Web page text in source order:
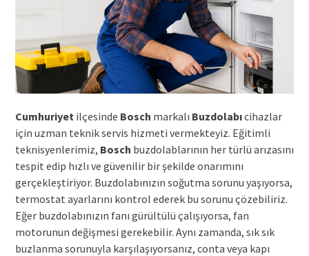
Cumhuriyet ilçesinde Bosch markalı Buzdolabıcihazlar
için uzman teknik servis hizmeti vermekteyiz. Eğitimli
teknisyenlerimiz, Bosch buzdolablarının her türlü arızasını
tespit edip hızlı ve güvenilir bir şekilde onarımını
gerçekleştiriyor. Buzdolabınızın soğutma sorunu yaşıyorsa,
termostat ayarlarını kontrol ederek bu sorunu çözebiliriz.
Eğer buzdolabınızın fanı gürültülü çalışıyorsa, fan
motorunun değişmesi gerekebilir. Aynı zamanda, sık sık
buzlanma sorunuyla karşılaşıyorsanız, conta veya kapı